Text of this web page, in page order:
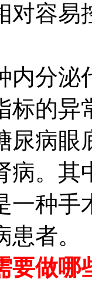
对容易
分泌
标的
尿病眼
病。其
一种手
者。
做哪